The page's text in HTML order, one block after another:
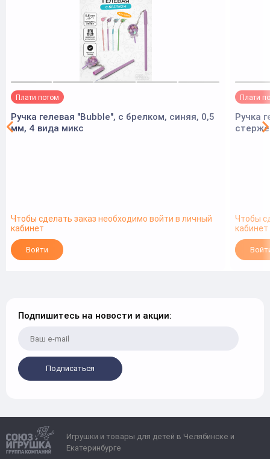
Плати потом
Ручка гелевая "Bubble", с брелком, синяя, 0,5
мм, 4 вида микс
Чтобы сделать заказ необходимо войти в личный
кабинет
Войти
Плати
Ручка
Чтобы
кабинет
Подпишитесь на новости и акции:
Подписаться
Игрушки и товары для детей в Челябинске и
Екатеринбурге